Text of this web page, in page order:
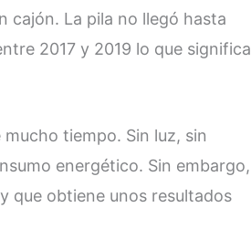
cajón. La pila no llegó hasta
2017 y 2019 lo que significa
tiempo. Sin luz, sin
energético. Sin embargo,
que obtiene unos resultados